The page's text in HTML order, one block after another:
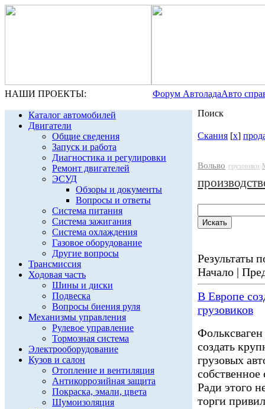
НАШИ ПРОЕКТЫ: Форум АвтоладаАвто
Каталог автомобилей
Двигатели
Общие сведения
Запуск и работа
Диагностика и регулировки
Ремонт двигателей
ЭСУД
Обзоры и документы
Вопросы и ответы
Система питания
Система зажигания
Система охлаждения
Газовое оборудование
Другие вопросы
Трансмиссия
Ходовая часть
Шины и диски
Подвеска
Вопросы биения руля
Механизмы управления
Рулевое управление
Тормозная система
Электрооборудование
Кузов и салон
Отопление и вентиляция
Антикоррозийная защита
Покраска, эмали, цвета
Шумоизоляция
Поиск
Скания [x]
Вольво грузовики
Результаты
Начало |
В Европе
грузовиков
создать
грузовых
собственное
Ради этого
торги